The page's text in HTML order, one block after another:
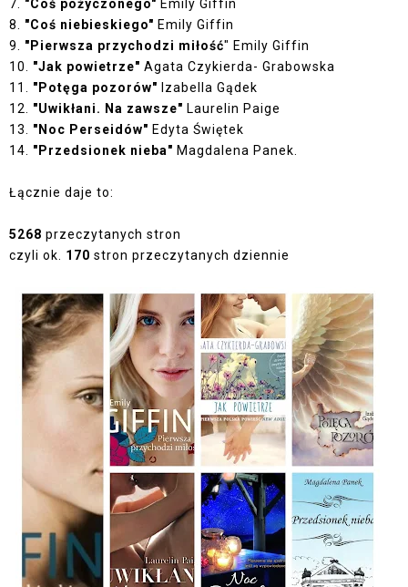
7.
"Coś pożyczonego" Emily Giffin
8. "Coś niebieskiego" Emily Giffin
9. "Pierwsza przychodzi miłość" Emily Giffin
10. "Jak powietrze" Agata Czykierda- Grabowska
11. "Potęga pozorów" Izabella Gądek
12. "Uwikłani. Na zawsze" Laurelin Paige
13. "Noc Perseidów" Edyta Świętek
14. "Przedsionek nieba" Magdalena Panek.
Łącznie daje to:
5268 przeczytanych stron
czyli ok. 170 stron przeczytanych dziennie